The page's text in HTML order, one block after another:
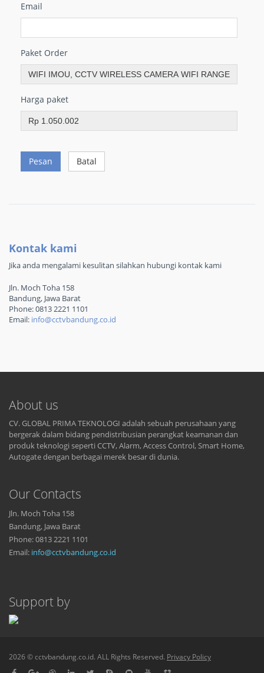
Email
Paket Order
Harga paket
Pesan Batal
Kontak kami
Jika anda mengalami kesulitan silahkan hubungi kontak kami
Jln. Moch Toha 158
Bandung, Jawa Barat
Phone: 0813 2221 1101
Email: info@cctvbandung.co.id
About us
CV. GLOBAL PRIMA TEKNOLOGI adalah sebuah perusahaan yang
bergerak dalam bidang pendistribusian perangkat keamanan dan
produk teknologi seperti CCTV, Alarm, Access Control, Smart Home,
Autogate dengan berbagai merek besar di dunia.
Our Contacts
Jln. Moch Toha 158
Bandung, Jawa Barat
Phone: 0813 2221 1101
Email: info@cctvbandung.co.id
Support by
2026 © cctvbandung.co.id. ALL Rights Reserved. Privacy Policy